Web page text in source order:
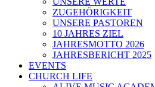
ZUGEHÖRIGKEIT
UNSERE PASTOREN
10 JAHRES ZIEL
JAHRESMOTTO 2026
JAHRESBERICHT 2025
EVENTS
CHURCH LIFE